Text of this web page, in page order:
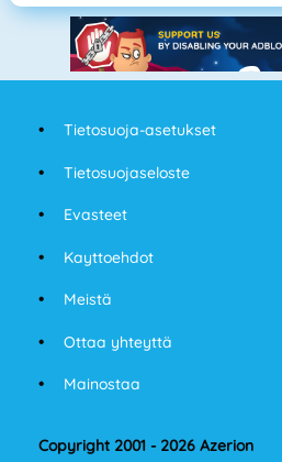
Tietosuoja-asetukset
Tietosuojaseloste
Evasteet
Kayttoehdot
Meistä
Ottaa yhteyttä
Mainostaa
Copyright 2001 - 2026 Azerion